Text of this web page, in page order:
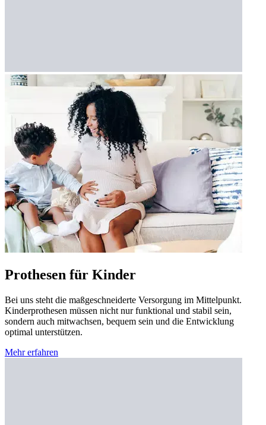
Prothesen für Kinder
Bei uns steht die maßgeschneiderte Versorgung im Mittelpunkt.
Kinderprothesen müssen nicht nur funktional und stabil sein,
sondern auch mitwachsen, bequem sein und die Entwicklung
optimal unterstützen.
Mehr erfahren